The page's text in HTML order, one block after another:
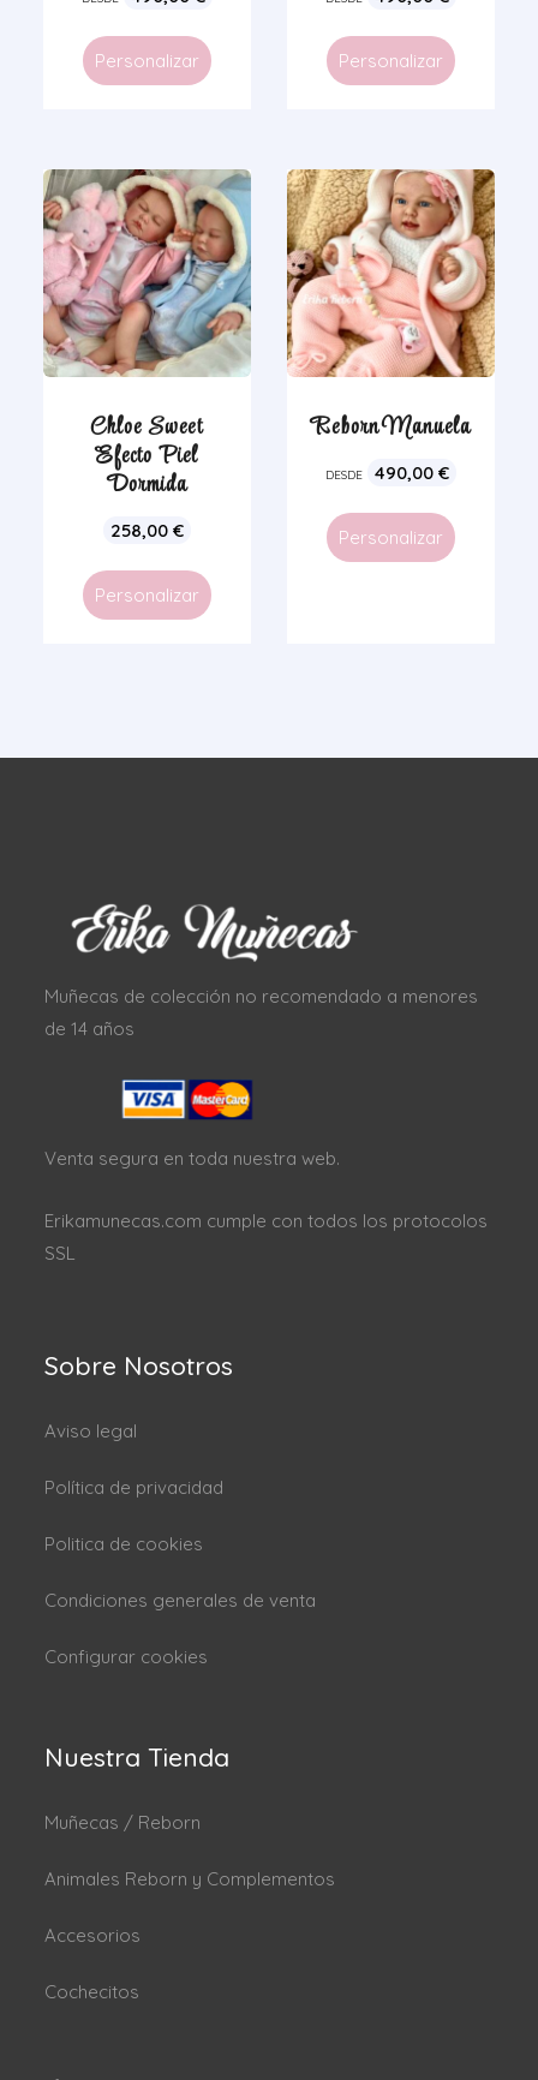
Personalizar Personalizar
Chloe Sweet
Efecto Piel
Dormida
258,00 €
Personalizar
Reborn Manuela
DESDE 490,00€
Personalizar
Muñecas de colección no recomendado a menores
de 14 años
Venta segura en toda nuestra web.
Erikamunecas.com cumple con todos los protocolos
SSL
Sobre Nosotros
Aviso legal
Política de privacidad
Politica de cookies
Condiciones generales de venta
Configurar cookies
Nuestra Tienda
Muñecas / Reborn
Animales Reborn y Complementos
Accesorios
Cochecitos